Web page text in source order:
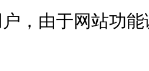
，由于网站功